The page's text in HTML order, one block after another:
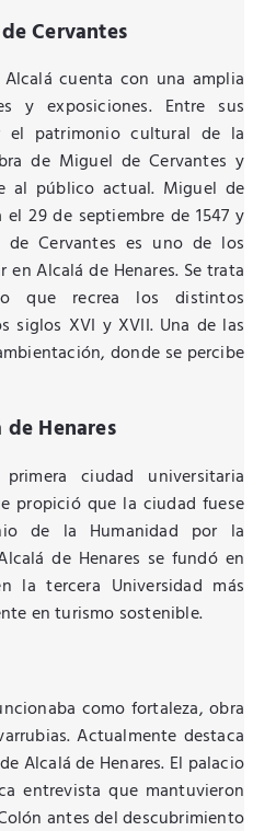
Cervantes
cuenta con una amplia
y exposiciones. Entre sus
el patrimonio cultural de la
de Miguel de Cervantes y
al público actual. Miguel de
29 de septiembre de 1547 y
Cervantes es uno de los
Alcalá de Henares. Se trata
que recrea los distintos
siglos XVI y XVII. Una de las
donde se percibe
Henares
ciudad universitaria
propició que la ciudad fuese
de la Humanidad por la
de Henares se fundó en
la tercera Universidad más
en turismo sostenible.
como fortaleza, obra
Actualmente destaca
Alcalá de Henares. El palacio
entrevista que mantuvieron
antes del descubrimiento